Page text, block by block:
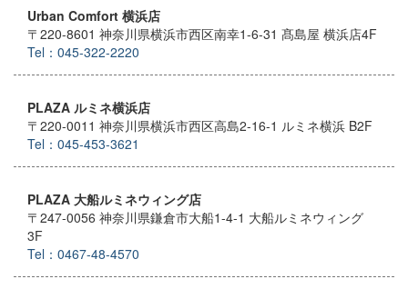
Urban Comfort 横浜店
〒220-8601 神奈川県横浜市西区南幸1-6-31 髙島屋 横浜店4F
Tel：045-322-2220
PLAZA ルミネ横浜店
〒220-0011 神奈川県横浜市西区高島2-16-1 ルミネ横浜 B2F
Tel：045-453-3621
PLAZA 大船ルミネウィング店
〒247-0056 神奈川県鎌倉市大船1-4-1 大船ルミネウィング
3F
Tel：0467-48-4570